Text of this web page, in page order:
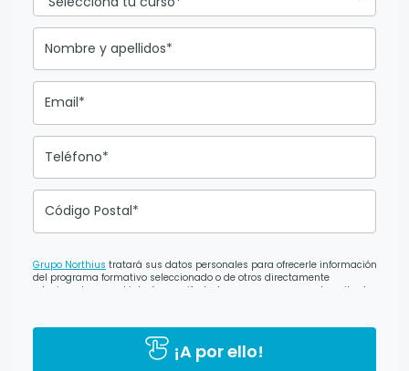
Nombre y apellidos*
Email*
Teléfono*
Código Postal*
Grupo Northius tratará sus datos personales para ofrecerle información
del programa formativo seleccionado o de otros directamente
relacionados con el interés manifestado y, en su caso, para tramitar la
puedan hacerle llegar la mejor oferta de productos y servicios
de acuerdo a tu petición. Mediante la cumplimentación y envío del
presente formulario usted muestra expresamente su consentimiento
¡A por ello!